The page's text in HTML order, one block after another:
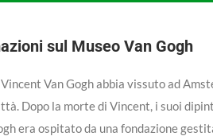
sul Museo Van Gogh
Vincent Van Gogh abbia vissuto ad
Dopo la morte di Vincent, i suoi
era ospitato da una fondazione